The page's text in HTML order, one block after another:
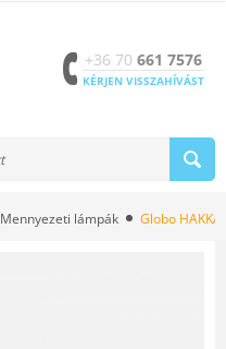
+36 70 661 7576
KÉRJEN VISSZAHÍVÁST
Mennyezeti lámpák Globo